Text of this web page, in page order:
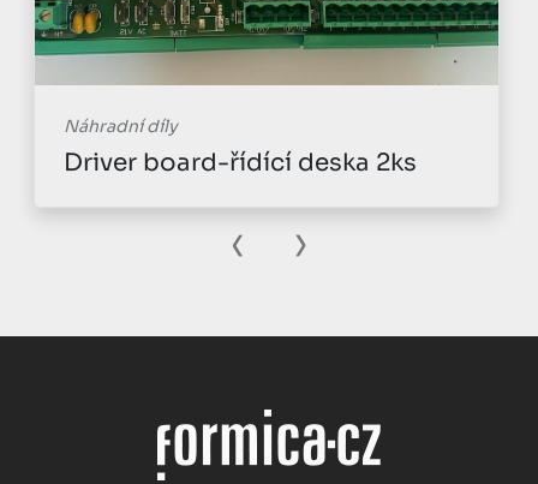
Náhradní díly
Driver board-řídící deska 2ks
‹ ›